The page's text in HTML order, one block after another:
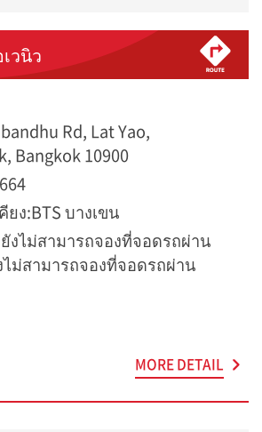
วนิว
Rd, Lat Yao,
Bangkok 10900
ยง:BTS บางเขน
งไม่สามารถจองที่จอดรถผ่าน
ไม่สามารถจองที่จอดรถผ่าน
MORE DETAIL